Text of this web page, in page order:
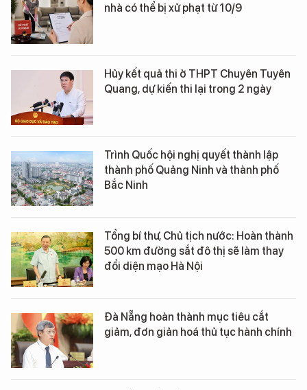
nhà có thể bị xử phạt từ 10/9
Hủy kết quả thi ở THPT Chuyên Tuyên
Quang, dự kiến thi lại trong 2 ngày
Trình Quốc hội nghị quyết thành lập
thành phố Quảng Ninh và thành phố
Bắc Ninh
Tổng bí thư, Chủ tịch nước: Hoàn thành
500 km đường sắt đô thị sẽ làm thay
đổi diện mạo Hà Nội
Đà Nẵng hoàn thành mục tiêu cắt
giảm, đơn giản hoá thủ tục hành chính